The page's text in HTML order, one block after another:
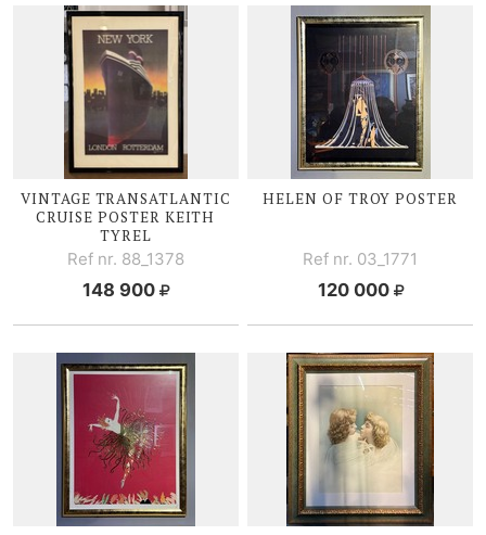
VINTAGE TRANSATLANTIC
CRUISE POSTER KEITH
TYREL
Ref nr. 88_1378
148 900
HELEN OF TROY POSTER
Ref nr. 03_1771
120 000